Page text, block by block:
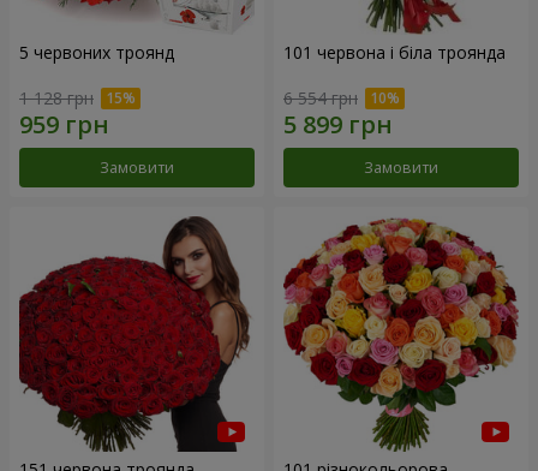
5 червоних троянд
1 128 грн
Замовити
101 червона і біла троянда
6 554 грн
Замовити